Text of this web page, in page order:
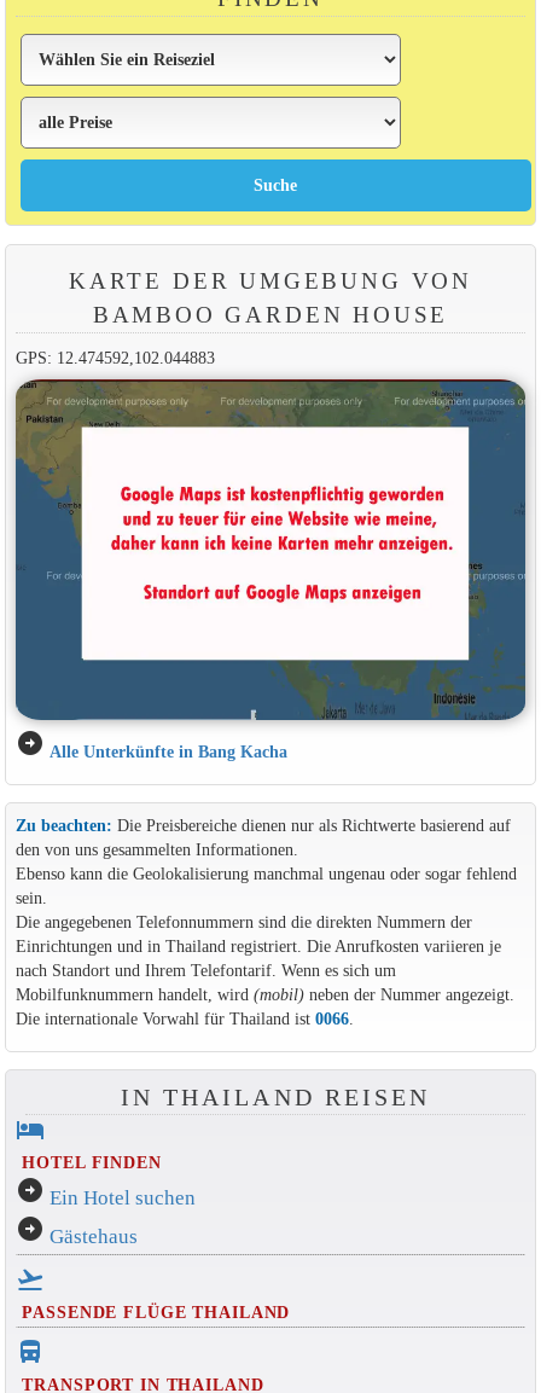
KARTE DER UMGEBUNG VON
BAMBOO GARDEN HOUSE
GPS: 12.474592,102.044883
arrow_circle_right Alle Unterkünfte in Bang Kacha
Zu beachten: Die Preisbereiche dienen nur als Richtwerte basierend auf
den von uns gesammelten Informationen.
Ebenso kann die Geolokalisierung manchmal ungenau oder sogar fehlend
sein.
Die angegebenen Telefonnummern sind die direkten Nummern der
Einrichtungen und in Thailand registriert. Die Anrufkosten variieren je
nach Standort und Ihrem Telefontarif. Wenn es sich um
Mobilfunknummern handelt, wird (mobil)neben der Nummer angezeigt.
Die internationale Vorwahl für Thailand ist 0066.
IN THAILAND REISEN
hotel
HOTEL FINDEN
arrow_circle_right Ein Hotel suchen
arrow_circle_right Gästehaus
flight_takeoff
PASSENDE FLÜGE THAILAND
directions_bus_filled
TRANSPORT IN THAILAND